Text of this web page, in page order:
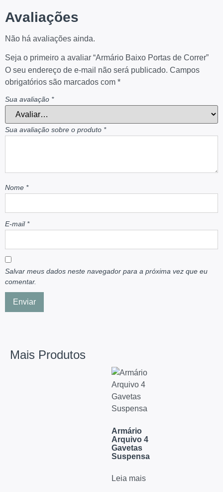
Avaliações
Não há avaliações ainda.
Seja o primeiro a avaliar “Armário Baixo Portas de Correr”
O seu endereço de e-mail não será publicado. Campos
obrigatórios são marcados com *
Sua avaliação *
Sua avaliação sobre o produto *
Nome *
E-mail *
Salvar meus dados neste navegador para a próxima vez que eu
comentar.
Mais Produtos
Armário
Arquivo 4
Gavetas
Suspensa
Leia mais